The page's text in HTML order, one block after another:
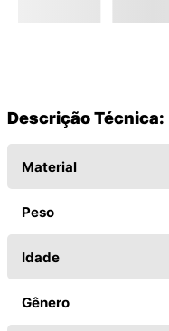
Descrição Técnica:
Material
Peso
Idade
Gênero